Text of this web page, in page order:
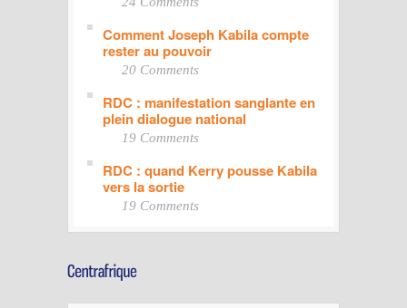
Comment Joseph Kabila compte
rester au pouvoir
20 Comments
RDC : manifestation sanglante en
plein dialogue national
19 Comments
RDC : quand Kerry pousse Kabila
vers la sortie
19 Comments